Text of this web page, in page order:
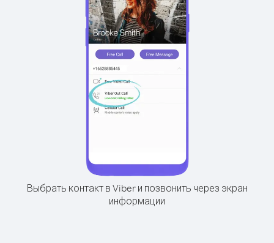
Выбрать контакт в Viber и позвонить через экран
информации